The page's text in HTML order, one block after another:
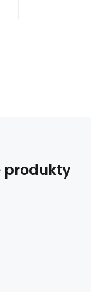
produkty